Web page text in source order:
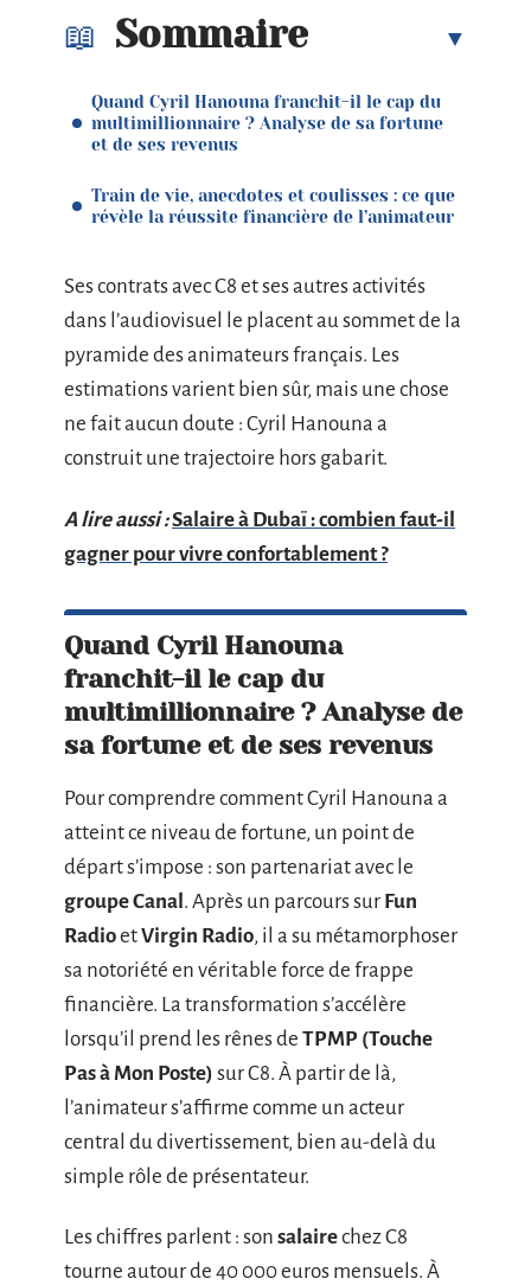
Sommaire
Quand Cyril Hanouna franchit-il le cap du
multimillionnaire ? Analyse de sa fortune
et de ses revenus
Train de vie, anecdotes et coulisses : ce que
révèle la réussite financière de l’animateur
Ses contrats avec C8 et ses autres activités
dans l’audiovisuel le placent au sommet de la
pyramide des animateurs français. Les
estimations varient bien sûr, mais une chose
ne fait aucun doute : Cyril Hanouna a
construit une trajectoire hors gabarit.
A lire aussi :Salaire à Dubaï : combien faut-il
gagner pour vivre confortablement ?
Quand Cyril Hanouna
franchit-il le cap du
multimillionnaire ? Analyse de
sa fortune et de ses revenus
Pour comprendre comment Cyril Hanouna a
atteint ce niveau de fortune, un point de
départ s’impose : son partenariat avec le
groupe Canal. Après un parcours sur Fun
RadioetVirgin Radio, il a su métamorphoser
sa notoriété en véritable force de frappe
financière. La transformation s’accélère
lorsqu’il prend les rênes de TPMP (Touche
Pas à Mon Poste) sur C8. À partir de là,
l’animateur s’affirme comme un acteur
central du divertissement, bien au-delà du
simple rôle de présentateur.
Les chiffres parlent : son salairechez C8
tourne autour de 40 000 euros mensuels. À